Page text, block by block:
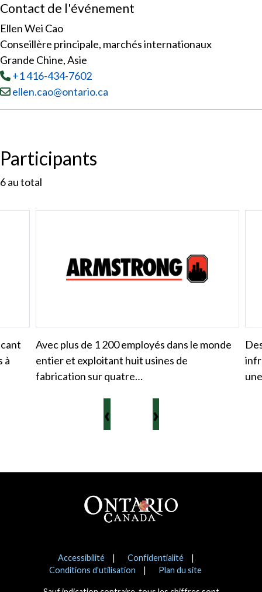
Contact de l'événement
Ellen Wei Cao
Conseillère principale, marchés internationaux
Grande Chine, Asie
Tél:
+1 416-434-7602
Courriel :
ellen.cao@ontario.ca
Participants
6au total
à
Avec plus de 1 200 employés dans le monde
entier et exploitant huit usines de
fabrication sur quatre…
‹ ›
Pied de page
AvisAccessibilité
Confidentialité
Conditions d'utilisation
Plan du site